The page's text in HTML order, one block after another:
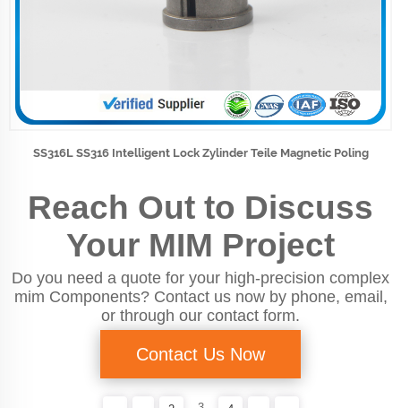
SS316L SS316 Intelligent Lock Zylinder Teile Magnetic Poling
Reach Out to Discuss
Your MIM Project
Do you need a quote for your high-precision complex
mim Components? Contact us now by phone, email,
or through our contact form.
Contact Us Now